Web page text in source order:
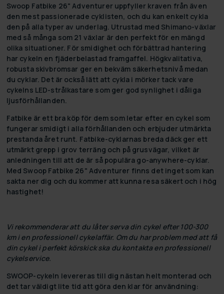
Swoop Fatbike 26" Adventurer uppfyller kraven från även
den mest passionerade cyklisten, och du kan enkelt cykla
den på alla typer av underlag. Utrustad med Shimano-växlar
med så många som 21 växlar är den perfekt för en mängd
olika situationer. För smidighet och förbättrad hantering
har cykeln en fjäderbelastad framgaffel. Högkvalitativa,
robusta skivbromsar ger en bekväm säkerhetsnivå medan
du cyklar. Det är också lätt att cykla i mörker tack vare
cykelns LED-strålkastare som ger god synlighet i dåliga
ljusförhållanden.
Fatbike är ett bra köp för dem som letar efter en cykel som
fungerar smidigt i alla förhållanden och erbjuder utmärkta
prestanda året runt. Fatbike-cyklarnas breda däck ger ett
utmärkt grepp i grov terräng och på grusvägar, vilket är
anledningen till att de är så populära go-anywhere-cyklar.
Med Swoop Fatbike 26" Adventurer finns det inget som kan
sakta ner dig och du kommer att kunna resa säkert och i hög
hastighet!
Vi rekommenderar att du låter serva din cykel efter 100-300
km i en professionell cykelaffär. Om du har problem med att få
din cykel i perfekt körskick ska du kontakta en professionell
cykelservice.
SWOOP-cykeln levereras till dig nästan helt monterad och
det tar väldigt lite tid att göra den klar för användning: